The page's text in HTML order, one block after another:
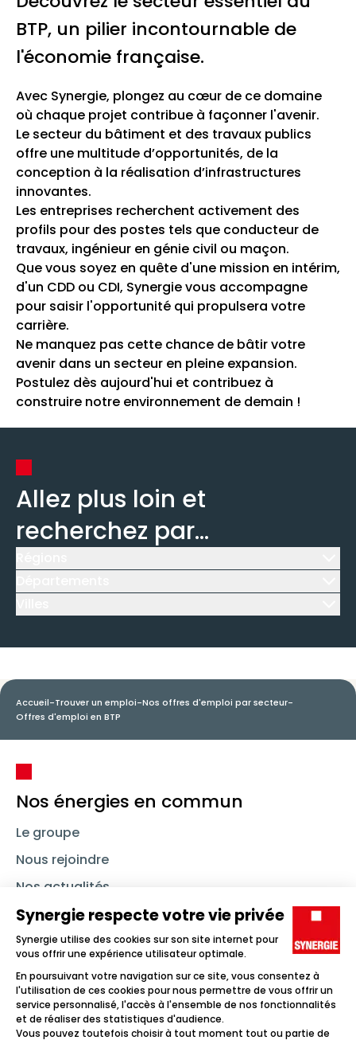
BTP, un pilier incontournable de
l'économie française.
Avec Synergie, plongez au cœur de ce domaine
où chaque projet contribue à façonner l'avenir.
Le secteur du bâtiment et des travaux publics
offre une multitude d’opportunités, de la
conception à la réalisation d’infrastructures
innovantes.
Les entreprises recherchent activement des
profils pour des postes tels que conducteur de
travaux, ingénieur en génie civil ou maçon.
Que vous soyez en quête d'une mission en intérim,
d'un CDD ou CDI, Synergie vous accompagne
pour saisir l'opportunité qui propulsera votre
carrière.
Ne manquez pas cette chance de bâtir votre
avenir dans un secteur en pleine expansion.
Postulez dès aujourd'hui et contribuez à
construire notre environnement de demain !
Allez plus loin et
recherchez par...
Accueil-Trouver un emploi-Nos offres d'emploi par secteur-
Offres d'emploi en BTP
Nos énergies en commun
Le groupe
Nous rejoindre
Nos actualités
Nous contacter
Linkedin SynergieInstagramTikTok Youtube
Trouver un emploi
Icône d'illustration